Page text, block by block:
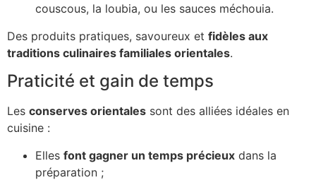
couscous, la loubia, ou les sauces méchouia.
Des produits pratiques, savoureux et fidèles aux
traditions culinaires familiales orientales.
Praticité et gain de temps
Les conserves orientales sont des alliées idéales en
cuisine :
Elles font gagner un temps précieux dans la
préparation ;